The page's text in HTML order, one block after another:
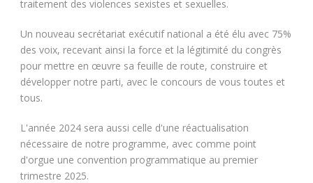
traitement des violences sexistes et sexuelles.
Un nouveau secrétariat exécutif national a été élu avec 75%
des voix, recevant ainsi la force et la légitimité du congrès
pour mettre en œuvre sa feuille de route, construire et
développer notre parti, avec le concours de vous toutes et
tous.
L'année 2024 sera aussi celle d'une réactualisation
nécessaire de notre programme, avec comme point
d'orgue une convention programmatique au premier
trimestre 2025.